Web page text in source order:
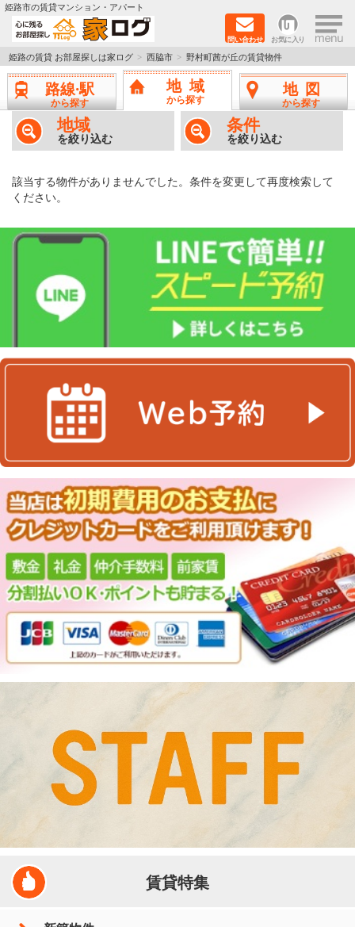
姫路市の賃貸マンション・アパート
問い合わせ お気に入り ×
TOPページ
新築物件
ペットOK物件
保証人不要物件
初期費用リーズナブル物件
都市ガス物件
路線·駅から探す
地域から探す
地図から探す
スタッフ
会社概要
メールでお問い合わせ
姫路の賃貸 お部屋探しは家ログ 西脇市 野村町茜が丘の賃貸物件
路線·駅
から探す
地域
から探す
地図
から探す
地域
を絞り込む
条件
を絞り込む
該当する物件がありませんでした。条件を変更して再度検索して
ください。
賃貸特集